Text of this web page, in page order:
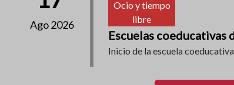
Ago 2026
Ocio y tiempo
libre
Escuelas coeducativas
Inicio de la escuela